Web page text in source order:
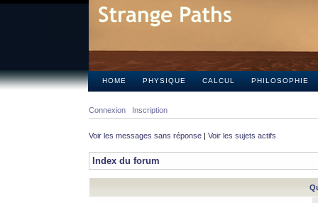
HOME PHYSIQUE CALCUL PHILOSOPHIE
Connexion Inscription
Voir les messages sans réponse | Voir les sujets actifs
Index du forum